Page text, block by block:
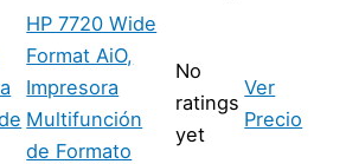
HP 7720 Wide
Format AiO,
Impresora
Multifunción
de Formato
No
ratings
yet
Ver
Precio